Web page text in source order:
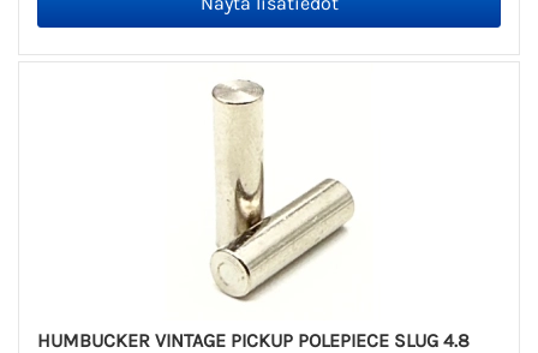
HUMBUCKER VINTAGE PICKUP POLEPIECE SLUG 4.8